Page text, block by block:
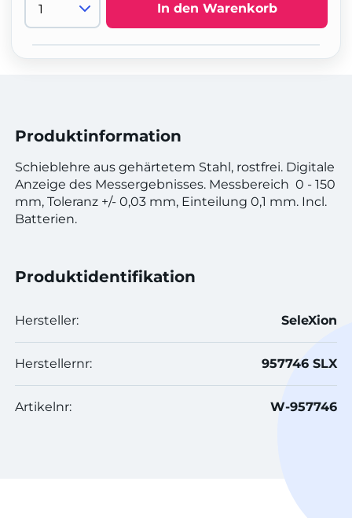
In den Warenkorb
Produktinformation
Schieblehre aus gehärtetem Stahl, rostfrei. Digitale
Anzeige des Messergebnisses. Messbereich 0 - 150
mm, Toleranz +/- 0,03 mm, Einteilung 0,1 mm. Incl.
Batterien.
Produktidentifikation
Hersteller: SeleXion
Herstellernr: 957746 SLX
Artikelnr: W-957746